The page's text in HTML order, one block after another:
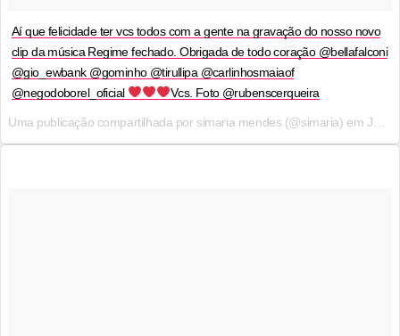
Aí que felicidade ter vcs todos com a gente na gravação do nosso novo
clip da música Regime fechado. Obrigada de todo coração @bellafalconi
@gio_ewbank @gominho @tirullipa @carlinhosmaiaof
@negodoborel_oficial
Vcs. Foto @rubenscerqueira
Uma publicação compartilhada por simaria mendes (@simaria) em Jul 19, 2017 às 7:10 PDT